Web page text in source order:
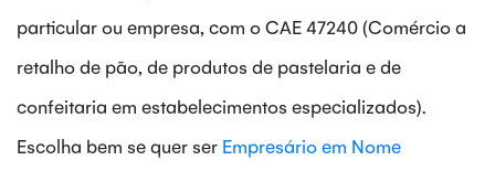
particular ou empresa, com oCAE47240 (Comércio a
retalho de pão, de produtos de pastelaria e de
confeitaria em estabelecimentos especializados).
Escolha bem se quer ser Empresário em Nome